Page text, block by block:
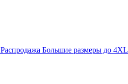
Распродажа Большие размеры до 4XL